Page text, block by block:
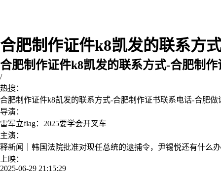
合肥制作证件k8凯发的联系方
合肥制作证件k8凯发的联系方式-合肥制
/
热搜：
合肥制作证件k8凯发的联系方式-合肥制作证书联系电话-合肥做
导演：
雷军立flag：2025要学会开叉车
主演：
释新闻｜韩国法院批准对现任总统的逮捕令，尹锡悦还有什么
上映：
2025-06-29 21:15:29